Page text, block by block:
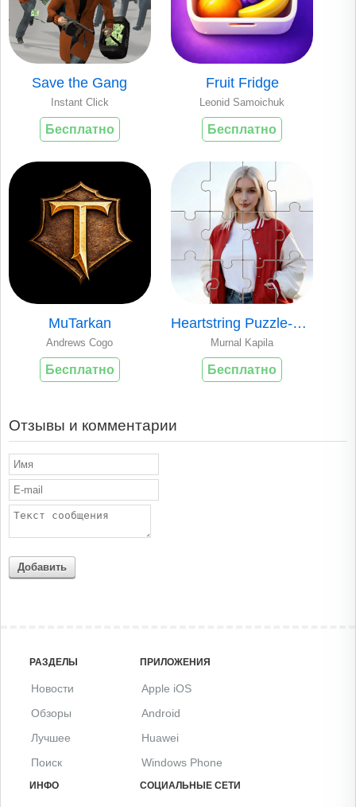
Save the Gang
Instant Click
Бесплатно
Fruit Fridge
Leonid Samoichuk
Бесплатно
MuTarkan
Andrews Cogo
Бесплатно
Heartstring Puzzle-Hot Jigsaw
Murnal Kapila
Бесплатно
Отзывы и комментарии
Добавить
РАЗДЕЛЫ
Новости
Обзоры
Лучшее
Поиск
ПРИЛОЖЕНИЯ
Apple iOS
Android
Huawei
Windows Phone
ИНФО СОЦИАЛЬНЫЕ СЕТИ